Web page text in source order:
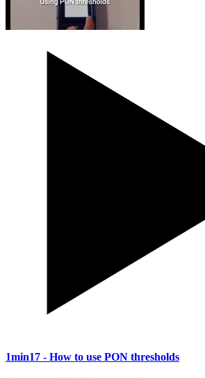
1min17 - How to use PON thresholds